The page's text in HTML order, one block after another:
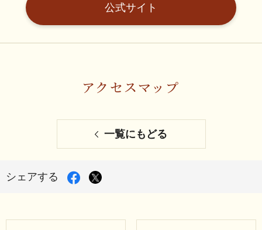
公式サイト
アクセスマップ
一覧にもどる
シェアする
Facebook
で
ア
X
シ